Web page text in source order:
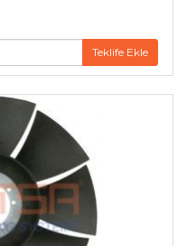
Teklife Ekle